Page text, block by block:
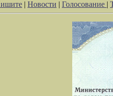
| Новости | Голосование |